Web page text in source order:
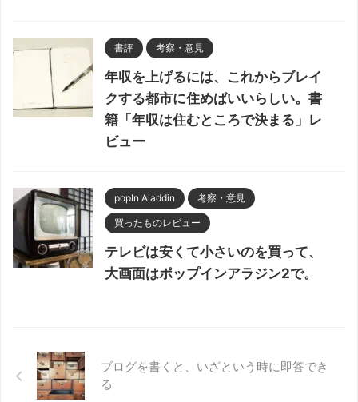
書評 考察・意見
年収を上げるには、これからブレイ
クする都市に住めばいいらしい。書
籍「年収は住むところで決まる」レ
ビュー
popIn Aladdin 考察・意見
買ったものレビュー
テレビは安くて小さいのを買って、
大画面はポップインアラジン2で。
ブログを書くと、いざという時に即答でき
る